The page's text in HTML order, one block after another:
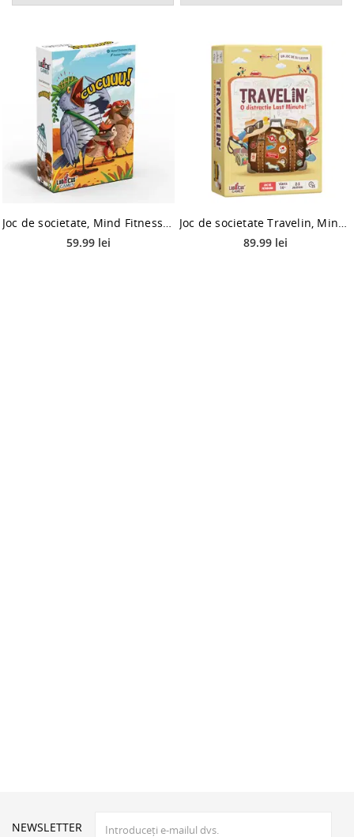
59.99 lei
89.99 lei
NEWSLETTER